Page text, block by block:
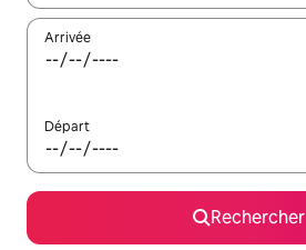
Arrivée
Départ
Rechercher